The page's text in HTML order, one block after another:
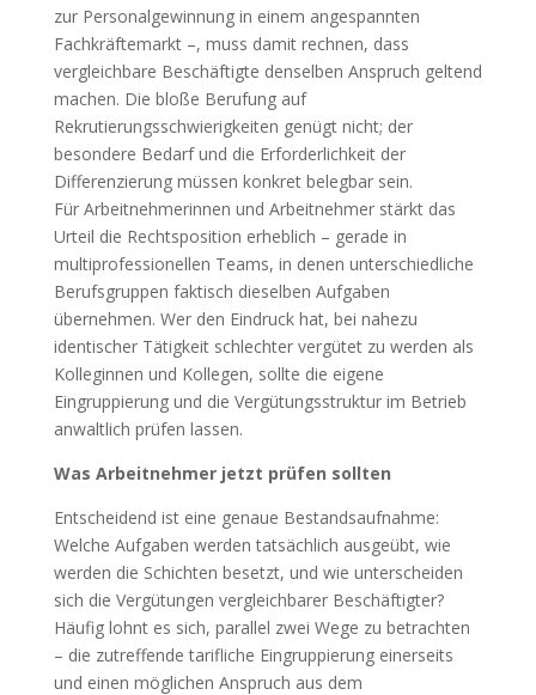
zur Personalgewinnung in einem angespannten
Fachkräftemarkt –, muss damit rechnen, dass
vergleichbare Beschäftigte denselben Anspruch geltend
machen. Die bloße Berufung auf
Rekrutierungsschwierigkeiten genügt nicht; der
besondere Bedarf und die Erforderlichkeit der
Differenzierung müssen konkret belegbar sein.
Für Arbeitnehmerinnen und Arbeitnehmer stärkt das
Urteil die Rechtsposition erheblich – gerade in
multiprofessionellen Teams, in denen unterschiedliche
Berufsgruppen faktisch dieselben Aufgaben
übernehmen. Wer den Eindruck hat, bei nahezu
identischer Tätigkeit schlechter vergütet zu werden als
Kolleginnen und Kollegen, sollte die eigene
Eingruppierung und die Vergütungsstruktur im Betrieb
anwaltlich prüfen lassen.
Was Arbeitnehmer jetzt prüfen sollten
Entscheidend ist eine genaue Bestandsaufnahme:
Welche Aufgaben werden tatsächlich ausgeübt, wie
werden die Schichten besetzt, und wie unterscheiden
sich die Vergütungen vergleichbarer Beschäftigter?
Häufig lohnt es sich, parallel zwei Wege zu betrachten
– die zutreffende tarifliche Eingruppierung einerseits
und einen möglichen Anspruch aus dem